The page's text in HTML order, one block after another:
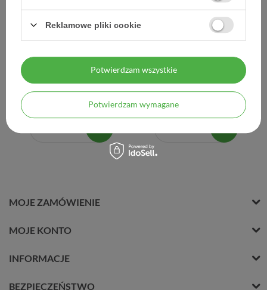
Gynoxin Protect, 10
globulek dopochwowych
22,00 zł
2,20 zł / szt.
Gynoxin Uno, 600 mg, 1
tabletka dopochwowa,
ORYGINAŁ
21,53 zł
21,53 zł / szt.
MOJE ZAMÓWIENIE
MOJE KONTO
INFORMACJE
BEZPIECZEŃSTWO
Reklamowe pliki cookie
Potwierdzam wymagane
Potwierdzam wszystkie